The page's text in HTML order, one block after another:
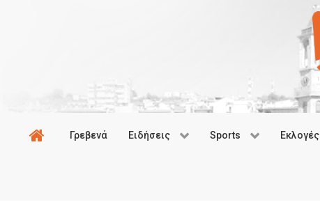
Γρεβενά Ειδήσεις Sports Εκλογές